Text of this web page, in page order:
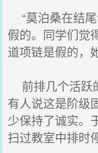
“莫泊桑在结
假的。同学们觉
道项链是假的，
前排几个活跃
有人说这是阶级
少保持了诚实。
扫过教室中排时